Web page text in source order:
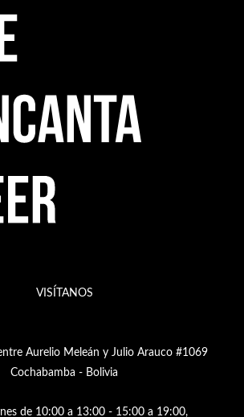
VISÍTANOS
Aurelio Meleán y Julio Arauco #1069
Cochabamba - Bolivia
de 10:00 a 13:00 - 15:00 a 19:00,